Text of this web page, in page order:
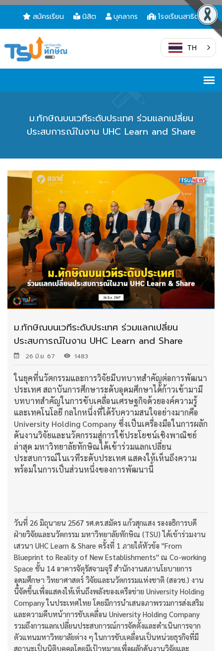
สมัครเรียน นิสิต บุคลากร โรงเรียนสาธิต
TH
ม.ทักษิณบนเวทีระดับประเทศ ร่วมแลกเปลี่ยน
ประสบการณ์ในงาน UHC Learn and Share
ม.ทักษิณบนเวทีระดับประเทศ ร่วมแลกเปลี่ยน
ประสบการณ์ในงาน UHC Learn and Share
26 มิ.ย. 67 1483
ในยุคที่นวัตกรรมและการวิจัยมีบทบาทสำคัญต่อการพัฒนา
ประเทศ สถาบันการศึกษาระดับอุดมศึกษาได้ก้าวเข้ามามี
บทบาทสำคัญในการขับเคลื่อนเศรษฐกิจด้วยองค์ความรู้
และเทคโนโลยี กลไกหนึ่งที่ได้รับความสนใจอย่างมากคือ
University Holding Company ซึ่งเป็นเครื่องมือในการผลัก
ดันงานวิจัยและนวัตกรรมสู่การใช้ประโยชน์เชิงพาณิชย์
ล่าสุด มหาวิทยาลัยทักษิณได้เข้าร่วมแลกเปลี่ยน
ประสบการณ์ในเวทีระดับประเทศ แสดงให้เห็นถึงความ
พร้อมในการเป็นส่วนหนึ่งของการพัฒนานี้
วันที่ 26 มิถุนายน 2567 รศ.ดร.สมัคร แก้วสุกแสง รองอธิการบดี
ฝ่ายวิจัยและนวัตกรรม มหาวิทยาลัยทักษิณ (TSU) ได้เข้าร่วมงาน
เสวนา UHC Learn & Share ครั้งที่ 1 ภายใต้หัวข้อ "From
Blueprint to Reality of New Establishments" ณ Co-working
Space ชั้น 14 อาคารจัตุรัสจามจุรี สำนักงานสภานโยบายการ
อุดมศึกษา วิทยาศาสตร์ วิจัยและนวัตกรรมแห่งชาติ (สอวช.) งาน
นี้จัดขึ้นเพื่อแสดงให้เห็นถึงพลังของเครือข่าย University Holding
Company ในประเทศไทย โดยมีการนำเสนอภาพรวมการส่งเสริม
และความคืบหน้าการขับเคลื่อน University Holding Company
รวมถึงการแลกเปลี่ยนประสบการณ์การจัดตั้งและดำเนินการจาก
ตัวแทนมหาวิทยาลัยต่าง ๆ ในการขับเคลื่อนเป็นหน่วยธุรกิจที่มี
สถานะเป็นนิติบุคคลโดยมีเป้าหมายเพื่อผลักดันงานวิจัยและ